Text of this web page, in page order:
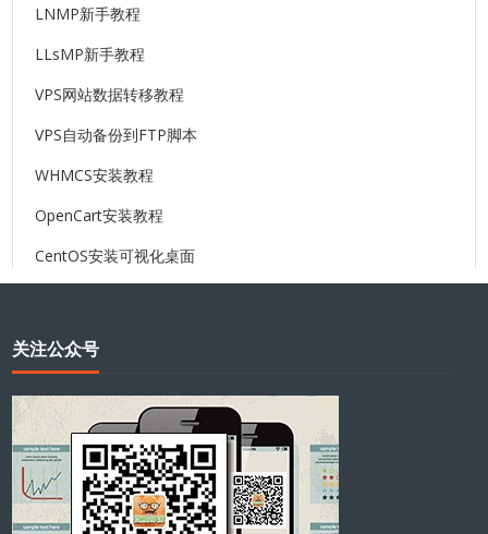
LNMP新手教程
LLsMP新手教程
VPS网站数据转移教程
VPS自动备份到FTP脚本
WHMCS安装教程
OpenCart安装教程
CentOS安装可视化桌面
关注公众号